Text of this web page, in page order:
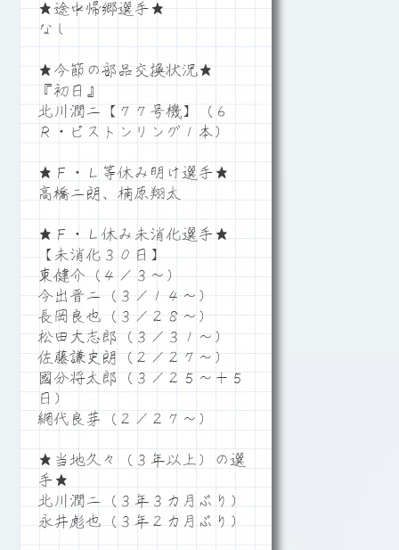
★途中帰郷選手★
なし
★今節の部品交換状況★
『初日』
北川潤二【７７号機】（６
Ｒ・ピストンリング１本）
★Ｆ・Ｌ等休み明け選手★
高橋二朗、楠原翔太
★Ｆ・Ｌ休み未消化選手★
【未消化３０日】
東健介（４／３～）
今出晋二（３／１４～）
長岡良也（３／２８～）
松田大志郎（３／３１～）
佐藤謙史朗（２／２７～）
國分将太郎（３／２５～＋５
日）
網代良芽（２／２７～）
★当地久々（３年以上）の選
手★
北川潤二（３年３カ月ぶり）
永井彪也（３年２カ月ぶり）